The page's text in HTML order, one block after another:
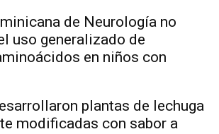
de Neurología no
uso generalizado de
en niños con
plantas de lechuga
modificadas con sabor a